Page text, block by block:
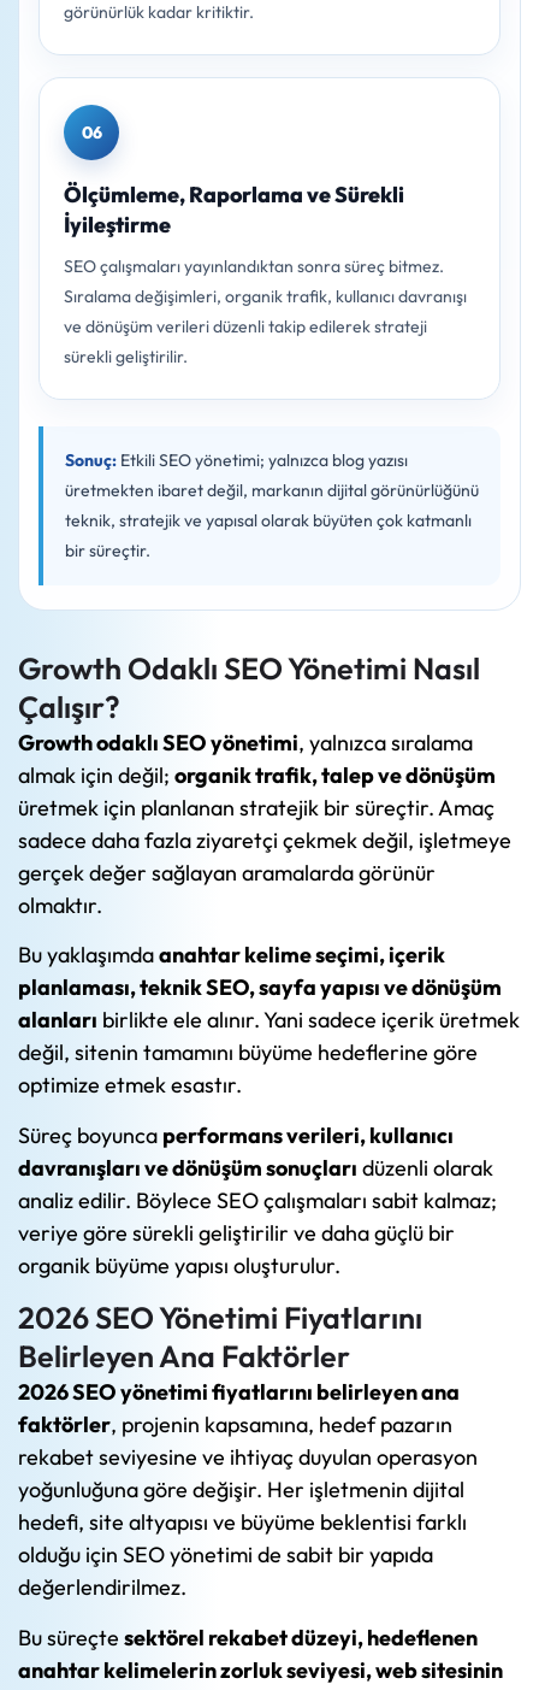
görünürlük kadar kritiktir.
06
Ölçümleme, Raporlama ve Sürekli
İyileştirme
SEO çalışmaları yayınlandıktan sonra süreç bitmez.
Sıralama değişimleri, organik trafik, kullanıcı davranışı
ve dönüşüm verileri düzenli takip edilerek strateji
sürekli geliştirilir.
Sonuç: Etkili SEO yönetimi; yalnızca blog yazısı
üretmekten ibaret değil, markanın dijital görünürlüğünü
teknik, stratejik ve yapısal olarak büyüten çok katmanlı
bir süreçtir.
Growth Odaklı SEO Yönetimi Nasıl
Çalışır?
Growth odaklı SEO yönetimi, yalnızca sıralama
almak için değil; organik trafik, talep ve dönüşüm
üretmek için planlanan stratejik bir süreçtir. Amaç
sadece daha fazla ziyaretçi çekmek değil, işletmeye
gerçek değer sağlayan aramalarda görünür
olmaktır.
Bu yaklaşımdaanahtar kelime seçimi, içerik
planlaması, teknik SEO, sayfa yapısı ve dönüşüm
alanları birlikte ele alınır. Yani sadece içerik üretmek
değil, sitenin tamamını büyüme hedeflerine göre
optimize etmek esastır.
Süreç boyunca performans verileri, kullanıcı
davranışları ve dönüşüm sonuçları düzenli olarak
analiz edilir. Böylece SEO çalışmaları sabit kalmaz;
veriye göre sürekli geliştirilir ve daha güçlü bir
organik büyüme yapısı oluşturulur.
2026 SEO Yönetimi Fiyatlarını
Belirleyen Ana Faktörler
2026 SEO yönetimi fiyatlarını belirleyen ana
faktörler, projenin kapsamına, hedef pazarın
rekabet seviyesine ve ihtiyaç duyulan operasyon
yoğunluğuna göre değişir. Her işletmenin dijital
hedefi, site altyapısı ve büyüme beklentisi farklı
olduğu için SEO yönetimi de sabit bir yapıda
değerlendirilmez.
Bu süreçte sektörel rekabet düzeyi, hedeflenen
anahtar kelimelerin zorluk seviyesi, web sitesinin